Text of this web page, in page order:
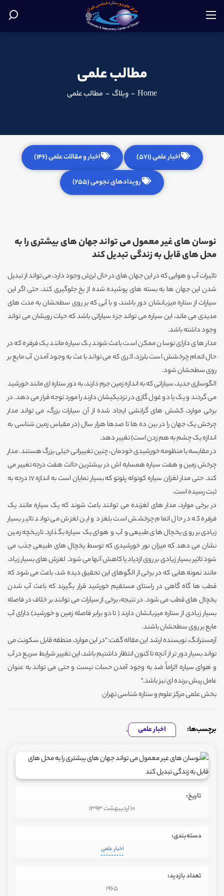
مطالب علمی
Home
- وبلاگ - مطالب علمی
اخبار علمی (571) اخبار و مقالات علمی (146)
رویدادهای نجومی (255)
نوسان های غیر معمول می تواند جهان های بیشتری را به
محل های قابل به زندگی تبدیل کند
تاثیرات آب و هوایی که در این جهان های در حال لرزش وجود دارد، می تواند از تبدیل
شدن این جهان ها به بسته های پوشیده شده از یخ جلوگیری کند، حتی اگر این
سیارات از ستاره میزبانشان دور باشند، و با آبی که بر روی سطحشان به مدت های
مدیدی می ماند، این سیاره می تواند جزء سیاراتی باشد که حیات رویشان می تواند
وجود داشته باشد.
مدار های دارای نوسان ممکن است باعث شوند یک سیاره مانند یک فرفره که در
حال اتمام چرخشش است بلرزد، اثری که می تواند باعث به وجود آمدن آب مایع بر
روی سطحشان شود.
الگوسازی جدید، سیاراتی که به اندازه زمین جرم دارند، به دور ستاره ای مانند خورشید
می گردند و یک یا دو غول گازی در نزدیکیشان دارند را مورد توجه قرار می دهد. در
برخی موارد، کشش های گرانشی ایجاد شده از آن سیارات بزرگ، می تواند مدار
چرخش یک جهان را در بین ده ها تا صدها هزار سال (در مقیاس زمین شناسی به
اندازه یک چشم به هم زدن است) تغییر دهد.
در مقایسه با منظومه خورشیدی خودمان، چنین تغییراتی خیلی بزرگ هستند. مدار
چرخش زمین و هفت سیاره همسایه اش در بیشترین حالت هفت درجه تغییر می
کند. حتی مدار لغزان سیاره کوتوله پلوتو که بسیار نمایان است به اندازه 17 درجه به
ثبت رسیده است.
در برخی موارد، مدار های لغزنده می توانند باعث شوند که یک سیاره مانند یک
فرفره که در حال اتمام چرخشش است بلغزد و این لغزش می تواند تاثیر بسیار
زیادی بر روی یخچال های طبیعی و آب و هوای یک سیاره بگذارد. تاریخچه زمین
نشان می دهد که میزان نور خورشیدی که توسط یخچال های طبیعی جذب می
شود تاثیر بسیار زیادی بر روی ازدیاد یا کاهش آنها می شود. لغزش های بسیار زیاد،
مانند نمونه هایی که در برخی از الگوهای این تحقیق دیده شد، باعث می شود که
قطب ها گاه گاهی در راستای مستقیم خورشید قرار بگیرند که باعث آب شدن
یخچال های قطب می شود. در نتیجه، برخی از سیارات می توانند بر خلاف در فاصله
بسیار زیادی از ستاره میزبانشان دارند ( تا دو برابر فاصله زمین و خورشید) دارای آب
مایع بر روی سطحشان باشند.
آرمسترانگ، نویسنده ارشد این مقاله گفت: "در این موارد، منطقه قابل سکونت می
تواند بسیار دور تر از آنچه تا کنون انتظار داشتیم باشد، این تغییر شرایط سریع در آب
و هوای سیاره الزاماً ضد به وجود آمدن حسات نیست و حتی می تواند به عنوان
عامل پیش برنده ای نیز باشد."
بخش علمی مرکز علوم و ستاره شناسی تهران
برچسب‌ها: اخبار علمی ,
تاریخ:
10 اردیبهشت 1393
دسته‌بندی:
اخبار علمی
تعداد بازدید:
1965